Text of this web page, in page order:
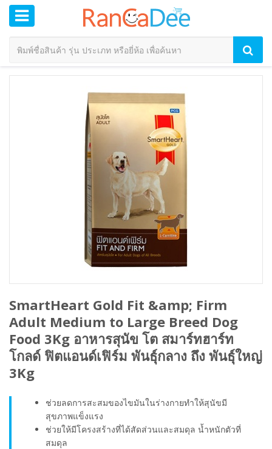
SmartHeart Gold Fit &amp; Firm
Adult Medium to Large Breed Dog
Food 3Kg อาหารสุนัข โต สมาร์ทฮาร์ท
โกลด์ ฟิตแอนด์เฟิร์ม พันธุ์กลาง ถึง พันธุ์ใหญ่
3Kg
ช่วยลดการสะสมของไขมันในร่างกายทำให้สุนัขมี
สุขภาพแข็งแรง
ช่วยให้มีโครงสร้างที่ได้สัดส่วนและสมดุล น้ำหนักตัวที่
สมดุล